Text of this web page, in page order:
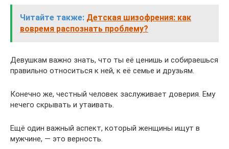
Читайте также: Детская шизофрения: как
вовремя распознать проблему?
Девушкам важно знать, что ты её ценишь и собираешься
правильно относиться к ней, к её семье и друзьям.
Конечно же, честный человек заслуживает доверия. Ему
нечего скрывать и утаивать.
Ещё один важный аспект, который женщины ищут в
мужчине, — это верность.